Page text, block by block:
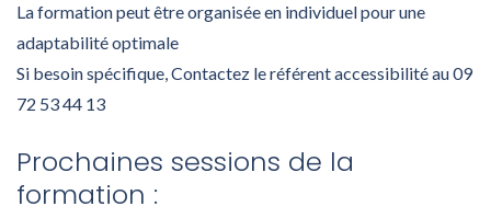
La formation peut être organisée en individuel pour une
adaptabilité optimale
Si besoin spécifique, Contactez le référent accessibilité au 09
72 53 44 13
Prochaines sessions de la
formation :